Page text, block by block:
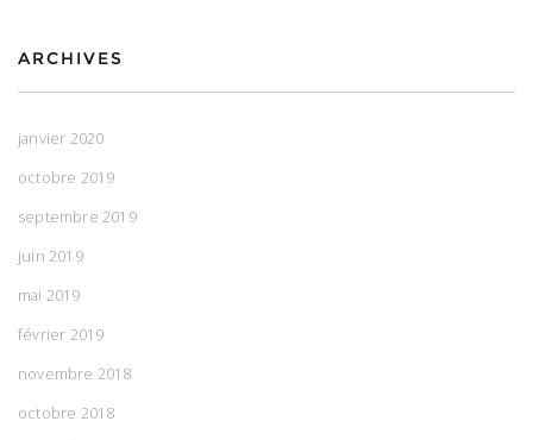
ARCHIVES
janvier 2020
octobre 2019
septembre 2019
juin 2019
mai 2019
février 2019
novembre 2018
octobre 2018